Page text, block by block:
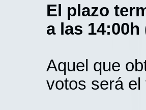
El plazo
a las
Aquel que
votos será el